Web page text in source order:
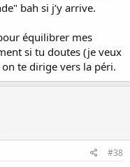
bah si j’y arrive.
équilibrer mes
si tu doutes (je veux
te dirige vers la péri.
#38